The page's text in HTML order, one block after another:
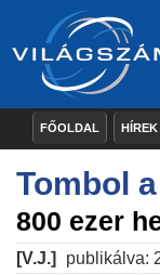
FŐOLDAL HÍREK
Tombol
800 ezer
[V.J.] publikálva: